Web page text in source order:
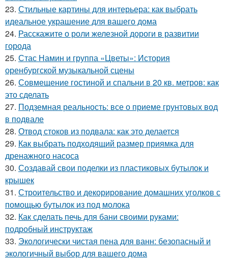
23. Стильные картины для интерьера: как выбрать
идеальное украшение для вашего дома
24. Расскажите о роли железной дороги в развитии
города
25. Стас Намин и группа «Цветы»: История
оренбургской музыкальной сцены
26. Совмещение гостиной и спальни в 20 кв. метров: как
это сделать
27. Подземная реальность: все о приеме грунтовых вод
в подвале
28. Отвод стоков из подвала: как это делается
29. Как выбрать подходящий размер приямка для
дренажного насоса
30. Создавай свои поделки из пластиковых бутылок и
крышек
31. Строительство и декорирование домашних уголков с
помощью бутылок из под молока
32. Как сделать печь для бани своими руками:
подробный инструктаж
33. Экологически чистая пена для ванн: безопасный и
экологичный выбор для вашего дома